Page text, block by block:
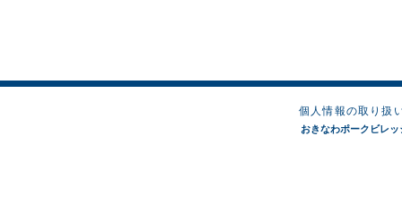
個人情報の取り扱
おきなわポークビレ